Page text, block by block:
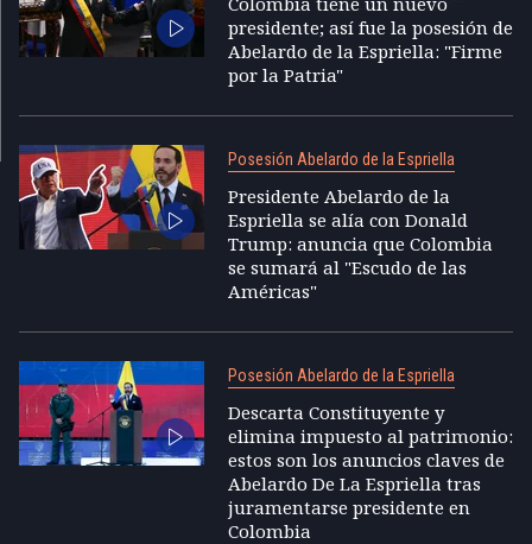
presidente; así fue la posesión de
Abelardo de la Espriella: "Firme
por la Patria"
Posesión Abelardo de la Espriella
Presidente Abelardo de la
Espriella se alía con Donald
Trump: anuncia que Colombia
se sumará al "Escudo de las
Américas"
Posesión Abelardo de la Espriella
Descarta Constituyente y
elimina impuesto al patrimonio:
estos son los anuncios claves de
Abelardo De La Espriella tras
juramentarse presidente en
Colombia